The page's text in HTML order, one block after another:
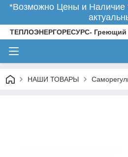
*Возможно Цены и Наличие
ТЕПЛОЭНЕРГОРЕСУРС- Греющий
НАШИ ТОВАРЫ